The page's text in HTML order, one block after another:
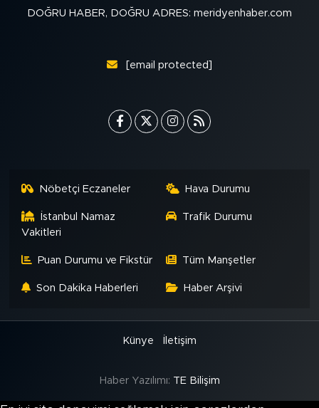
DOĞRU HABER, DOĞRU ADRES: meridyenhaber.com
[email protected]
Nöbetçi Eczaneler Hava Durumu
İstanbul Namaz
Vakitleri
Trafik Durumu
Puan Durumu ve Fikstür Tüm Manşetler
Son Dakika Haberleri Haber Arşivi
Künye İletişim
Haber Yazılımı: TE Bilişim